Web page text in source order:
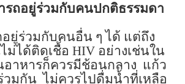
รถอยู่ร่วมกับคนปกติธรรมดา
อยู่ร่วมกับคนอื่น ๆ ได้ แต่ถึง
ม่ได้ติดเชื้อ HIV อย่างเช่นใน
อาหารก็ควรมีช้อนกลาง แก้ว
วมกัน ไม่ควรไปดื่มน้ำที่เหลือ